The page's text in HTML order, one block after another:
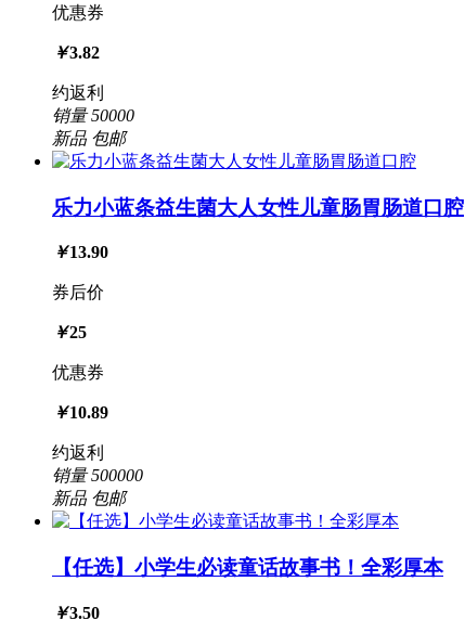
优惠券
￥3.82
约返利
销量50000
新品 包邮
乐力小蓝条益生菌大人女性儿童肠胃肠道口腔
￥13.90
券后价
￥25
优惠券
￥10.89
约返利
销量500000
新品 包邮
【任选】小学生必读童话故事书！全彩厚本
￥3.50